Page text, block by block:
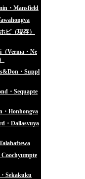
・Mansfield
ピ（現存）
Verma・Ne
・Suppl
・Sequapte
Honhongva
・Dallasvuya
Sekakuku